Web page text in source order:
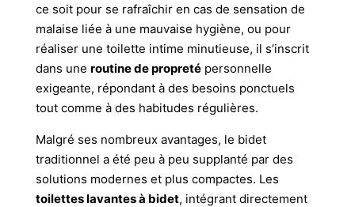
ce soit pour se rafraîchir en cas de sensation de
malaise liée à une mauvaise hygiène, ou pour
réaliser une toilette intime minutieuse, il s’inscrit
dans une routine de propretépersonnelle
exigeante, répondant à des besoins ponctuels
tout comme à des habitudes régulières.
Malgré ses nombreux avantages, le bidet
traditionnel a été peu à peu supplanté par des
solutions modernes et plus compactes. Les
toilettes lavantes à bidet, intégrant directement